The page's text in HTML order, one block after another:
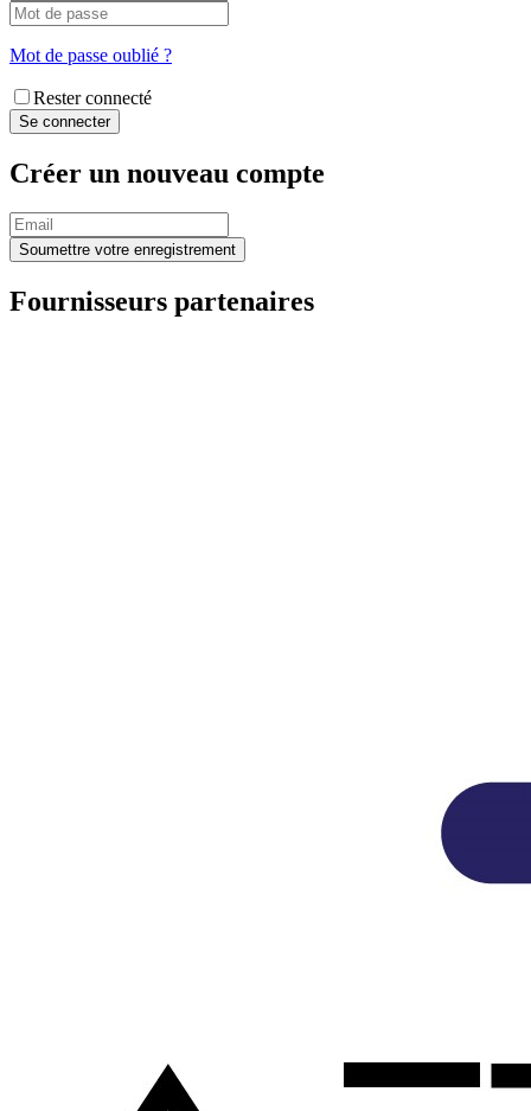
Mot de passe oublié ?
Rester connecté
Créer un nouveau compte
Fournisseurs partenaires